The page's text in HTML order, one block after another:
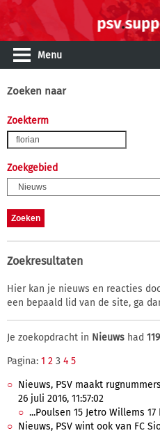
Menu
Zoeken naar
Zoekterm
Zoekgebied
Zoekresultaten
Hier kan je nieuws en reacties
een bepaald lid van de site, ga
Je zoekopdracht in Nieuws had 119
Pagina: 1 2 3 4 5
Nieuws, PSV maakt
26 juli 2016, 11:57:02
...Poulsen 15 Jetro Willems 17
Nieuws, PSV wint ook van FC